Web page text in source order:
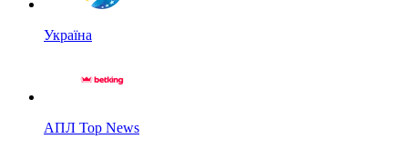
Україна
АПЛ Top News